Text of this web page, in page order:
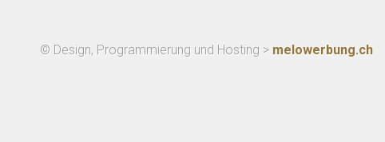
© Design, Programmierung und Hosting > melowerbung.ch